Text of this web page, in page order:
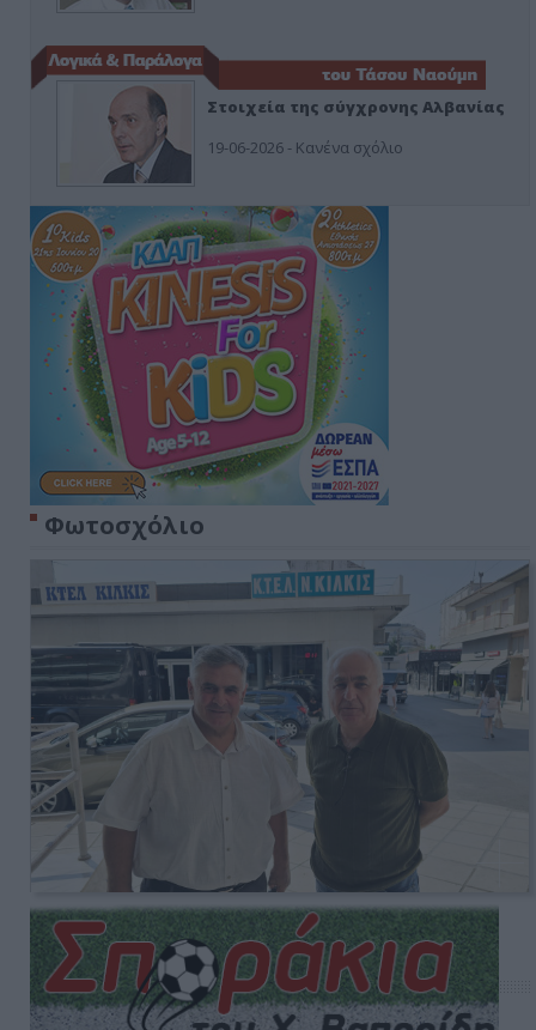
Στοιχεία της σύγχρονης Αλβανίας
19-06-2026 - Κανένα σχόλιο
Φωτοσχόλιο